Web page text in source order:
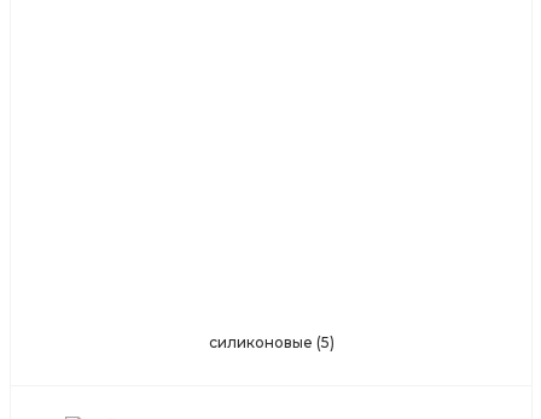
силиконовые (5)